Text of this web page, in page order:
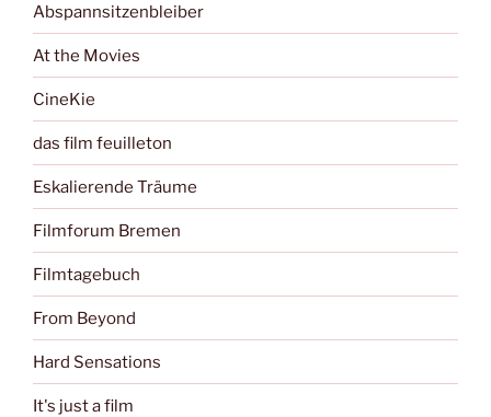
Abspannsitzenbleiber
At the Movies
CineKie
das film feuilleton
Eskalierende Träume
Filmforum Bremen
Filmtagebuch
From Beyond
Hard Sensations
It's just a film